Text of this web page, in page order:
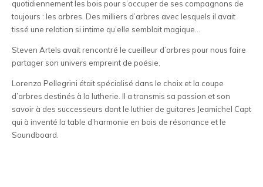
quotidiennement les bois pour s’occuper de ses compagnons de
toujours : les arbres. Des milliers d’arbres avec lesquels il avait
tissé une relation si intime qu’elle semblait magique…
Steven Artels avait rencontré le cueilleur d’arbres pour nous faire
partager son univers empreint de poésie.
Lorenzo Pellegrini était spécialisé dans le choix et la coupe
d’arbres destinés à la lutherie. Il a transmis sa passion et son
savoir à des successeurs dont le luthier de guitares Jeamichel Capt
qui à inventé la table d’harmonie en bois de résonance et le
Soundboard.